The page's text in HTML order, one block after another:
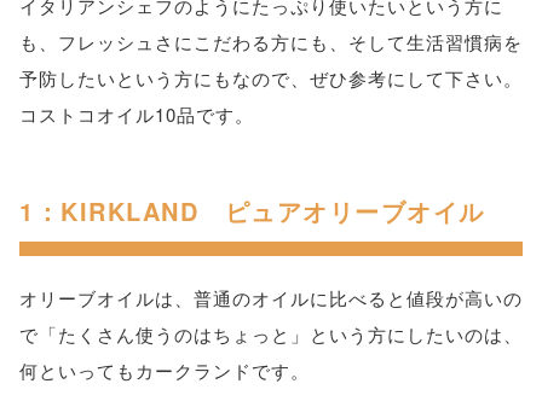
イタリアンシェフのようにたっぷり使いたいという方に
も、フレッシュさにこだわる方にも、そして生活習慣病を
予防したいという方にもなので、ぜひ参考にして下さい。
コストコオイル10品です。
1：KIRKLAND ピュアオリーブオイル
オリーブオイルは、普通のオイルに比べると値段が高いの
で「たくさん使うのはちょっと」という方にしたいのは、
何といってもカークランドです。